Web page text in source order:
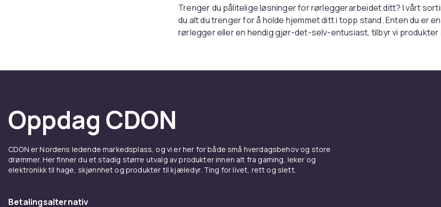
Trenger du pålitelige løsninger for rørleggerarbeidet ditt? I vårt
du alt du trenger for å holde hjemmet ditt i topp stand. Enten du er
rørlegger eller en hendig gjør-det-selv-entusiast, tilbyr vi produkter
finner det du leter etter hos oss. Handle nå og opplev forskjellen med
omfattende utvalg av rørleggerarbeid. Hos CDON finner du det beste
Oppdag CDON
CDON er Nordens ledende markedsplass, og vi er her for både små hverdagsbehov og store
drømmer. Her finner du et stadig større utvalg av produkter innen alt fra gaming, leker og
elektronikk til hage, skjønnhet og produkter til kjæledyr. Ting for livet, rett og slett.
Betalingsalternativ